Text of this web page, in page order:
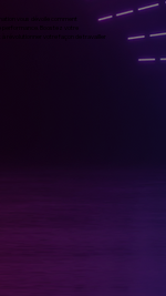
vous dévoile comment
Boostez votre
révolutionner votre façon de travailler